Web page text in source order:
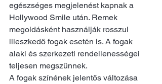
egészséges megjelenést kapnak a
Hollywood Smile után. Remek
megoldásként használják rosszul
illeszkedő fogak esetén is. A fogak
alaki és szerkezeti rendellenességei
teljesen megszűnnek.
A fogak színének jelentős változása